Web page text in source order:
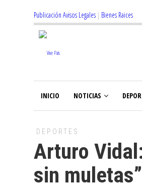
Publicación Avisos Legales | Bienes Raices
INICIO NOTICIAS
DEPORTES
Arturo
sin muletas”